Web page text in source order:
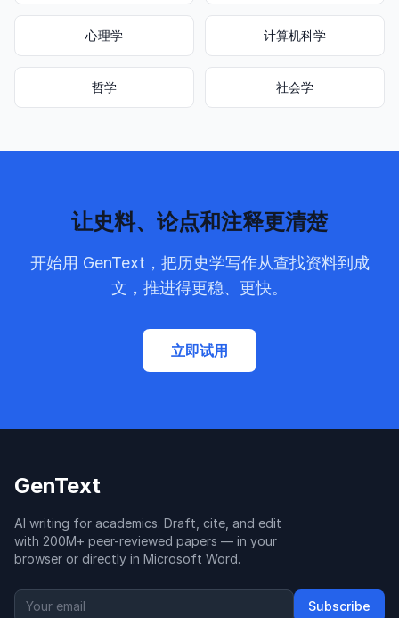
心理学 计算机科学
哲学 社会学
让史料、论点和注释更清楚
开始用 GenText，把历史学写作从查找资料到成
文，推进得更稳、更快。
立即试用
GenText
AI writing for academics. Draft, cite, and edit
with 200M+ peer-reviewed papers — in your
browser or directly in Microsoft Word.
Subscribe